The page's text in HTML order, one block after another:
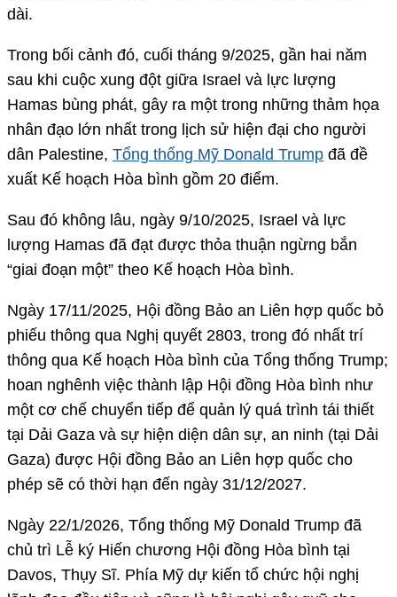
dài.
Trong bối cảnh đó, cuối tháng 9/2025, gần hai năm
sau khi cuộc xung đột giữa Israel và lực lượng
Hamas bùng phát, gây ra một trong những thảm họa
nhân đạo lớn nhất trong lịch sử hiện đại cho người
dân Palestine, Tổng thống Mỹ Donald Trump đã đề
xuất Kế hoạch Hòa bình gồm 20 điểm.
Sau đó không lâu, ngày 9/10/2025, Israel và lực
lượng Hamas đã đạt được thỏa thuận ngừng bắn
“giai đoạn một” theo Kế hoạch Hòa bình.
Ngày 17/11/2025, Hội đồng Bảo an Liên hợp quốc bỏ
phiếu thông qua Nghị quyết 2803, trong đó nhất trí
thông qua Kế hoạch Hòa bình của Tổng thống Trump;
hoan nghênh việc thành lập Hội đồng Hòa bình như
một cơ chế chuyển tiếp để quản lý quá trình tái thiết
tại Dải Gaza và sự hiện diện dân sự, an ninh (tại Dải
Gaza) được Hội đồng Bảo an Liên hợp quốc cho
phép sẽ có thời hạn đến ngày 31/12/2027.
Ngày 22/1/2026, Tổng thống Mỹ Donald Trump đã
chủ trì Lễ ký Hiến chương Hội đồng Hòa bình tại
Davos, Thụy Sĩ. Phía Mỹ dự kiến tổ chức hội nghị